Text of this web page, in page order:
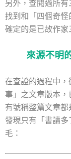
另外，查閱過所
找到和「四個奇
確定的是已故作家
來源不明
在查證的過程中
事」之文章版本
有號稱整篇文章
發現只有「書讀多
毛：